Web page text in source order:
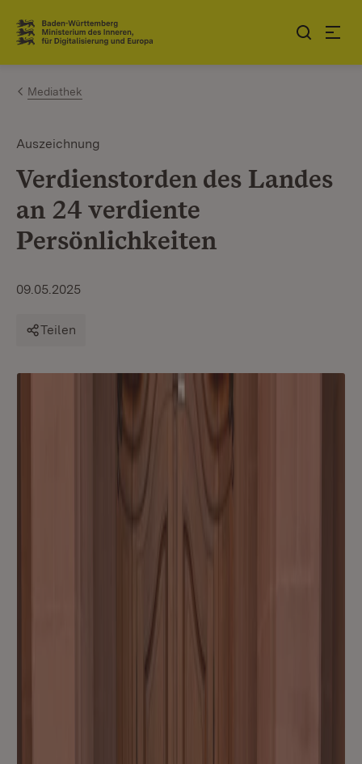
Zum Inhalt springen
Link zur Startseite
Mediathek
Auszeichnung
Verdienstorden des Landes
an 24 verdiente
Persönlichkeiten
09.05.2025
Teilen